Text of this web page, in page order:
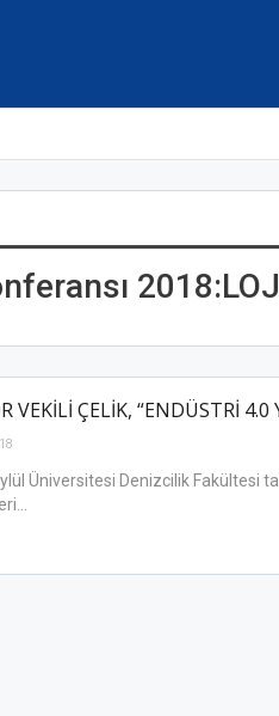
VEKİLİ ÇELİK, “ENDÜSTRİ
Üniversitesi Denizcilik Fakültesi